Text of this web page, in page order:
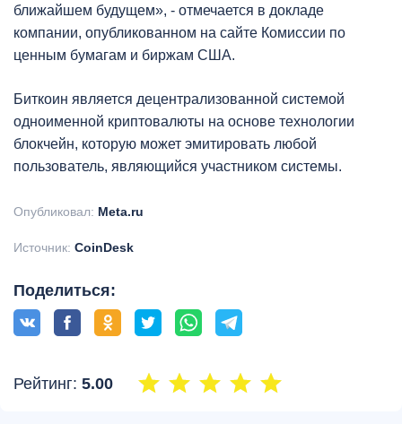
ближайшем будущем», - отмечается в докладе
компании, опубликованном на сайте Комиссии по
ценным бумагам и биржам США.
Биткоин является децентрализованной системой
одноименной криптовалюты на основе технологии
блокчейн, которую может эмитировать любой
пользователь, являющийся участником системы.
Опубликовал: Meta.ru
Источник: CoinDesk
Поделиться:
Рейтинг: 5.00